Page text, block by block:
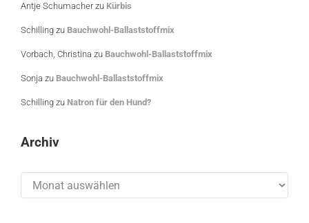
Antje Schumacherzu Kürbis
Schilling zu Bauchwohl-Ballaststoffmix
Vorbach, Christina zu Bauchwohl-Ballaststoffmix
Sonja zu Bauchwohl-Ballaststoffmix
Schilling zu Natron für den Hund?
Archiv